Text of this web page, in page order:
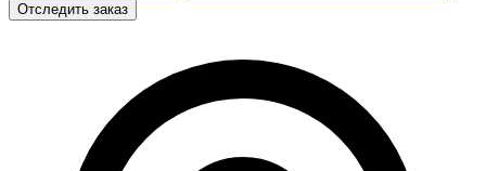
Отследить заказ